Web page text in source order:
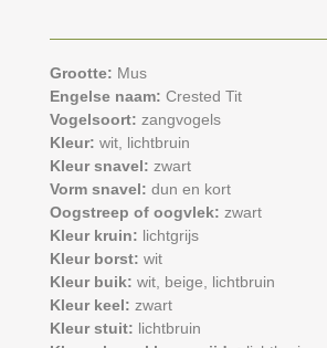
Grootte: Mus
Engelse naam: Crested Tit
Vogelsoort: zangvogels
Kleur: wit, lichtbruin
Kleur snavel: zwart
Vorm snavel: dun en kort
Oogstreep of oogvlek: zwart
Kleur kruin: lichtgrijs
Kleur borst: wit
Kleur buik: wit, beige,
lichtbruin
Kleur keel: zwart
Kleur stuit: lichtbruin